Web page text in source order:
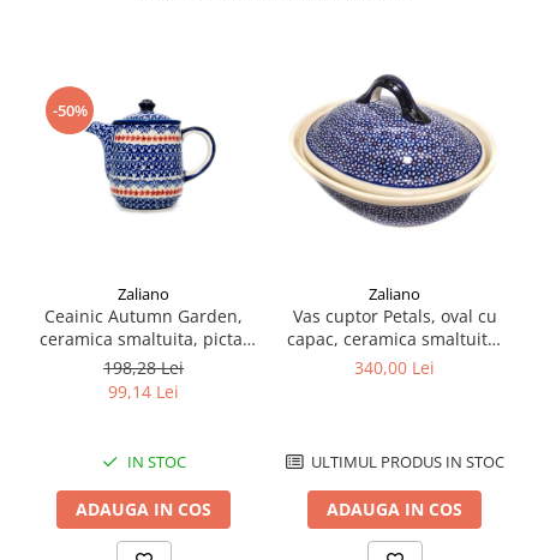
-50%
Zaliano
Ceainic Autumn Garden,
ceramica smaltuita, pictat
manual, 300 ml
198,28 Lei
99,14 Lei
IN STOC
ADAUGA IN COS
Zaliano
Vas cuptor Petals, oval cu
capac, ceramica smaltuita,
pictat manual, 21,5 x 26,0
340,00 Lei
ULTIMUL PRODUS IN STOC
ADAUGA IN COS